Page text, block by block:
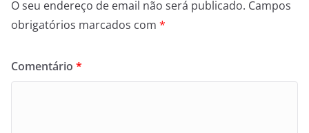
O seu endereço de email não será publicado. Campos
obrigatórios marcados com *
Comentário *